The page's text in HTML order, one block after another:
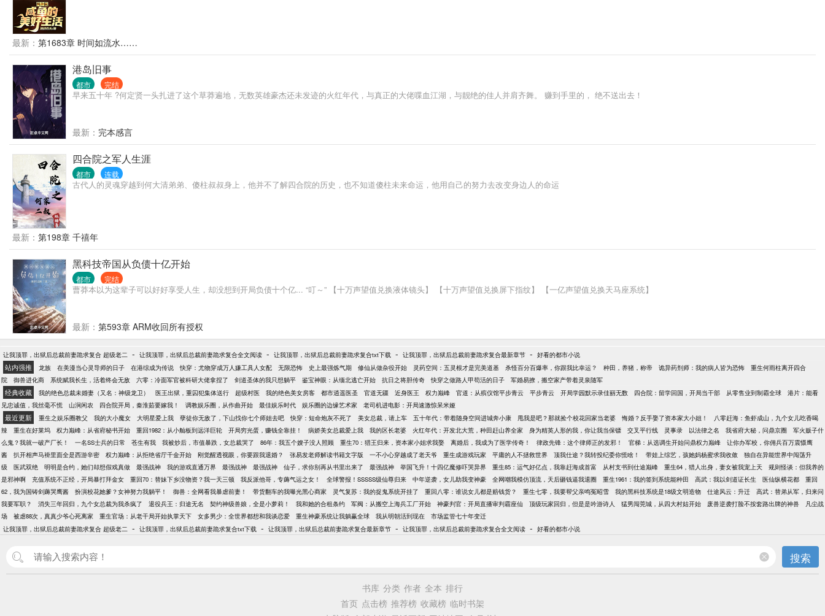
最新： 第1683章 时间如流水……
港岛旧事
都市 完结
早来五十年 ?何定贤一头扎进了这个草莽遍地，无数英雄豪杰还未发迹的火红年代，与真正的大佬喋血江湖，与靓绝的佳人并肩齐舞。 赚到手里的， 绝不送出去！
最新： 完本感言
四合院之军人生涯
都市 连载
古代人的灵魂穿越到何大清弟弟、傻柱叔叔身上，他并不了解四合院的历史，也不知道傻柱未来命运，他用自己的努力去改变身边人的命运
最新： 第198章 千禧年
黑科技帝国从负债十亿开始
都市 完结
曹莽本以为这辈子可以好好享受人生，却没想到开局负债十个亿... “叮～” 【十万声望值兑换液体镜头】 【十万声望值兑换屏下指纹】 【一亿声望值兑换天马座系统】
最新： 第593章 ARM收回所有授权
让我顶罪，出狱后总裁前妻跪求复合 超级老二 - 让我顶罪，出狱后总裁前妻跪求复合全文阅读 - 让我顶罪，出狱后总裁前妻跪求复合txt下载 - 让我顶罪，出狱后总裁前妻跪求复合最新章节 - 好看的都市小说
站内强推 龙族 在美漫当心灵导师的日子 在港综成为传说 快穿：尤物穿成万人嫌工具人女配 无限恐怖 史上最强炼气期 修仙从做杂役开始 灵药空间：五灵根才是完美道基 杀怪百分百爆率，你跟我比幸运？ 种田，养猪，称帝 诡异药剂师：我的病人皆为恐怖
重生何雨柱离开四合
院
御兽进化商 系统赋我长生，活着终会无敌 六零：冷面军官被科研大佬拿捏了 剑道圣体的我只想躺平 鉴宝神眼：从缅北逃亡开始 抗日之将胆传奇 快穿之做路人甲苟活的日子 军婚易撩，搬空家产带着灵泉随军
经典收藏 我的绝色总裁未婚妻（又名：神级龙卫） 医王出狱，重囚犯集体送行 超级村医 我的绝色美女房客 都市逍遥医圣 官道无疆 近身医王 权力巅峰 官道：从殡仪馆平步青云 平步青云 开局学园默示录佳丽无数 四合院：留学回国，开局当干部 从零售业到制霸全球
港片：能看
见忠诚值，我丝毫不慌
山涧闲农 四合院开局，秦淮茹要嫁我！ 调教娱乐圈，从作曲开始 最佳娱乐时代 娱乐圈的边缘艺术家 老司机进电影：开局速激惊呆米娅
最近更新 重生之娱乐圈教父 我的大小魔女 大明星爱上我 孽徒你无敌了，下山找你七个师姐去吧 快穿：短命炮灰不死了 美女总裁，请上车 五十年代：带着随身空间进城奔小康 甩我是吧？那就捡个校花回家当老婆 悔婚？反手娶了资本家大小姐！
八零赶海：鱼虾成山，九个女儿吃香喝
辣
重生在好莱坞 权力巅峰：从省府秘书开始 重回1982：从小舢板到远洋巨轮 开局穷光蛋，赚钱全靠挂！ 病娇美女总裁爱上我 我的区长老婆 火红年代：开发北大荒，种田赶山养全家 身为精英人形的我，你让我当保镖 交叉平行线 灵事录 以法律之名 我省府大秘，问鼎京圈
军火贩子什
么鬼？我就一破产厂长！
一名SS士兵的日常 苍生有我 我被炒后，市值暴跌，女总裁哭了 86年：我五个嫂子没人照顾 重生70：猎王归来，资本家小姐求我娶 离婚后，我成为了医学传奇！ 律政先锋：这个律师正的发邪！ 官梯：从选调生开始问鼎权力巅峰
让你办军校，你佣兵百万震慑鹰
酱
扒开相声马褂里面全是西游辛密 权力巅峰：从拒绝省厅千金开始 刚觉醒透视眼，你要跟我退婚？ 张易发老师解读书籍文字版 一不小心穿越成了老天爷 重生成游戏玩家 平庸的人不拯救世界 顶我仕途？我转投纪委你慌啥！ 带娃上综艺，孩她妈杨蜜求我收敛
独自在异能世界中闯荡升
级
医武双绝 明明是合约，她们却想假戏真做 最强战神 我的游戏直通万界 最强战神 最强战神 仙子，求你别再从书里出来了 最强战神 举国飞升！十四亿魔修吓哭异界 重生85：运气好亿点，我靠赶海成首富 从村支书到仕途巅峰 重生64，猎人出身，妻女被我宠上天
规则怪谈：但我养的
是邪神啊
充值系统不正经，开局暴打拜金女 重回70：替妹下乡没物资？我一天三顿 我反派他哥，专薅气运之女！ 全球警报！SSSSS级仙尊归来 中年逆袭，女儿助我变神豪 全网嘲我模仿顶流，天后砸钱逼我退圈 重生1961：我的签到系统能种田 高武：我以剑道证长生 医仙纵横花都
重回
62，我为国铸剑薅哭鹰酱
扮演校花她爹？女神努力我躺平！ 御兽：全网看我暴虐前妻！ 带货翻车的我曝光黑心商家 灵气复苏：我的捉鬼系统开挂了 重回八零：谁说女儿都是赔钱货？ 重生七零，我要帮父亲鸣冤昭雪 我的黑科技系统是18级文明造物 仕途风云：升迁
高武：替弟从军，归来问
我要军职？
消失三年回归，九个女总裁为我杀疯了 退役兵王：归途无名 契约神级兽娘，全是小萝莉！ 我和她的合租条约 军阀：从搬空上海兵工厂开始 神豪判官：开局直播审判霸座仙 顶级玩家回归，但是是吟游诗人 猛男闯莞城，从四大村姑开始 废兽逆袭打脸不按套路出牌的神兽
凡尘战
场
被虐88次，真真少爷心死离家 重生官场：从老干局开始执掌天下 女多男少：全世界都想和我谈恋爱 重生神豪系统让我躺赢全球 我从明朝活到现在
市场监管七十年变迁
让我顶罪，出狱后总裁前妻跪求复合 超级老二 - 让我顶罪，出狱后总裁前妻跪求复合txt下载 - 让我顶罪，出狱后总裁前妻跪求复合最新章节 - 让我顶罪，出狱后总裁前妻跪求复合全文阅读 - 好看的都市小说
搜索
书库 分类 作者 全本 排行
首页 点击榜 推荐榜 收藏榜 临时书架